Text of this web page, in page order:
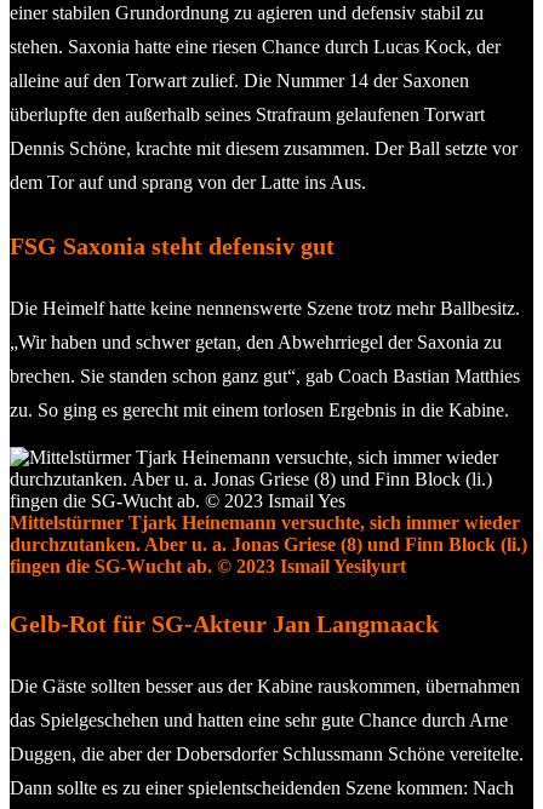
einer stabilen Grundordnung zu agieren und defensiv stabil zu
stehen. Saxonia hatte eine riesen Chance durch Lucas Kock, der
alleine auf den Torwart zulief. Die Nummer 14 der Saxonen
überlupfte den außerhalb seines Strafraum gelaufenen Torwart
Dennis Schöne, krachte mit diesem zusammen. Der Ball setzte vor
dem Tor auf und sprang von der Latte ins Aus.
FSG Saxonia steht defensiv gut
Die Heimelf hatte keine nennenswerte Szene trotz mehr Ballbesitz.
„Wir haben und schwer getan, den Abwehrriegel der Saxonia zu
brechen. Sie standen schon ganz gut“, gab Coach Bastian Matthies
zu. So ging es gerecht mit einem torlosen Ergebnis in die Kabine.
Mittelstürmer Tjark Heinemann versuchte, sich immer wieder
durchzutanken. Aber u. a. Jonas Griese (8) und Finn Block (li.)
fingen die SG-Wucht ab. © 2023 Ismail Yesilyurt
Gelb-Rot für SG-Akteur Jan Langmaack
Die Gäste sollten besser aus der Kabine rauskommen, übernahmen
das Spielgeschehen und hatten eine sehr gute Chance durch Arne
Duggen, die aber der Dobersdorfer Schlussmann Schöne vereitelte.
Dann sollte es zu einer spielentscheidenden Szene kommen: Nach